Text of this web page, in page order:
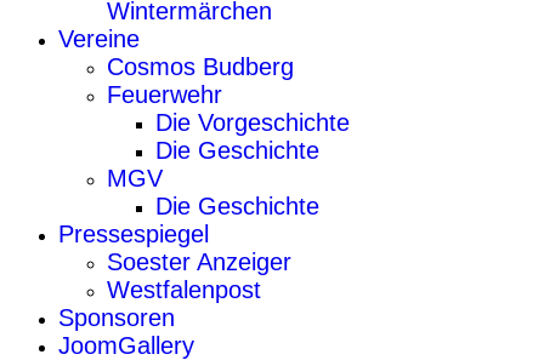
Wintermärchen
Vereine
Cosmos Budberg
Feuerwehr
Die Vorgeschichte
Die Geschichte
MGV
Die Geschichte
Pressespiegel
Soester Anzeiger
Westfalenpost
Sponsoren
JoomGallery